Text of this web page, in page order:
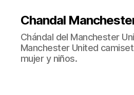
Chandal
Chándal del Manchester
Manchester United
mujer y niños.